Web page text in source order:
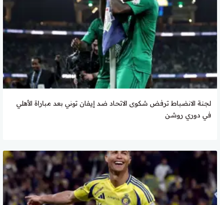
لجنة الانضباط ترفض شكوى الاتحاد ضد إيفان توني بعد مباراة الأهلي
في دوري روشن